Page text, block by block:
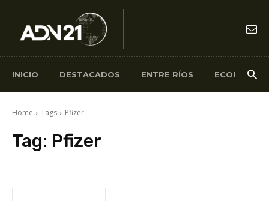
INICIO DESTACADOS ENTRE RÍOS ECONOMÍA
Home Tags Pfizer
Tag: Pfizer